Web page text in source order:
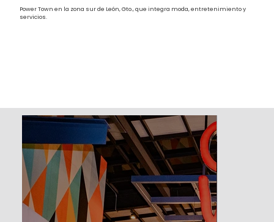
Power Town en la zona sur de León, Gto., que integra moda, entretenimiento y
servicios.